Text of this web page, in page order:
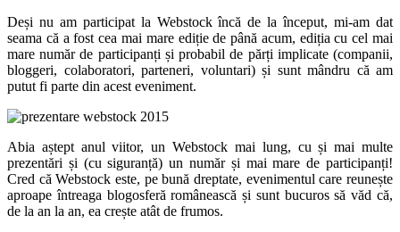
Deși nu am participat la Webstock încă de la început, mi-am dat
seama că a fost cea mai mare ediție de până acum, ediția cu cel mai
mare număr de participanți și probabil de părți implicate (companii,
bloggeri, colaboratori, parteneri, voluntari) și sunt mândru că am
putut fi parte din acest eveniment.
Abia aștept anul viitor, un Webstock mai lung, cu și mai multe
prezentări și (cu siguranță) un număr și mai mare de participanți!
Cred că Webstock este, pe bună dreptate, evenimentul care reunește
aproape întreaga blogosferă românească și sunt bucuros să văd că,
de la an la an, ea crește atât de frumos.